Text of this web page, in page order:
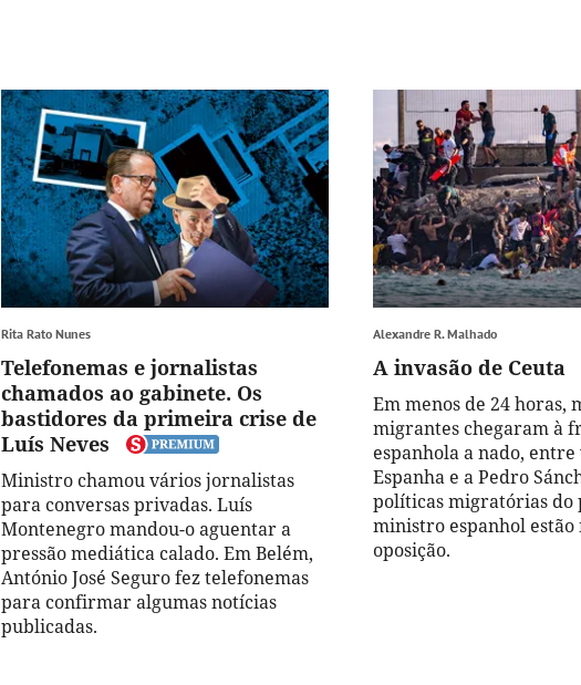
Rita Rato Nunes
Telefonemas e jornalistas
chamados ao gabinete. Os
bastidores da primeira crise de
Luís Neves
Ministro chamou vários jornalistas
para conversas privadas. Luís
Montenegro mandou-o aguentar a
pressão mediática calado. Em Belém,
António José Seguro fez telefonemas
para confirmar algumas notícias
publicadas.
Alexandre R. Malhado
A invasão de Ceuta
Em menos de 24 horas,
migrantes chegaram à
espanhola a nado, entre
Espanha e a Pedro
políticas migratórias
ministro espanhol
oposição.